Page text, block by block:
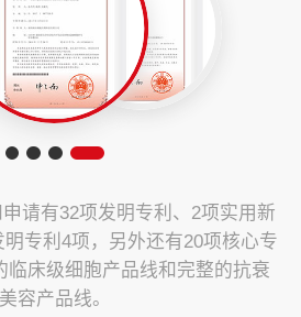
请有32项发明专利、2项实用新
专利4项，另外还有20项核心专
临床级细胞产品线和完整的抗衰
美容产品线。